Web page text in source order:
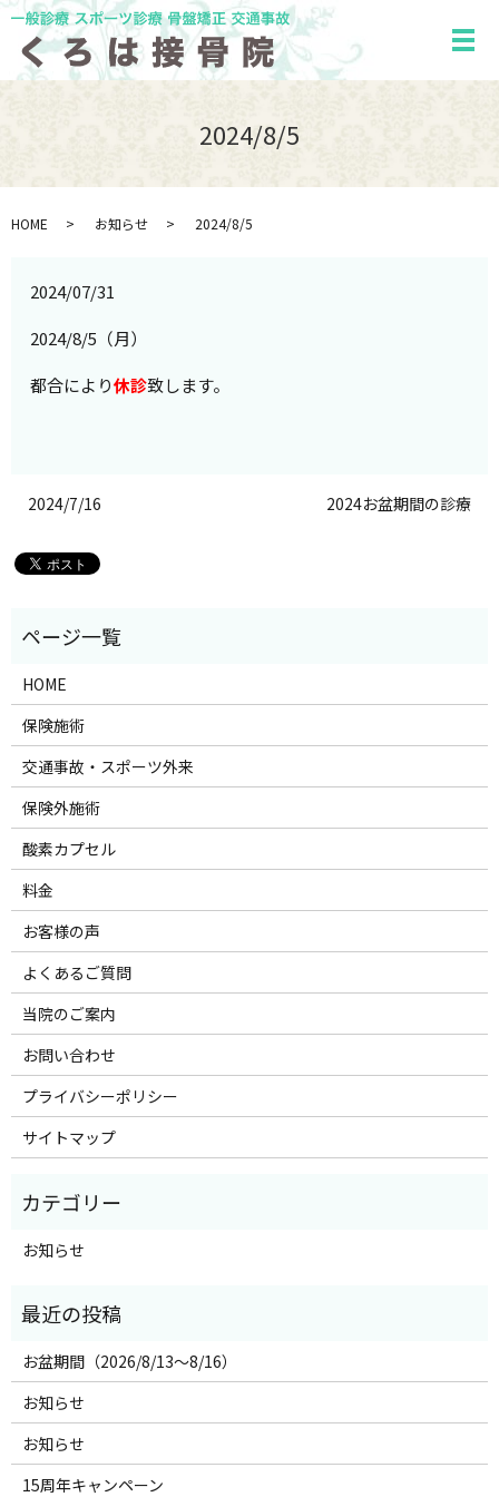
メ
2024/8/5
HOME お知らせ 2024/8/5
2024/07/31
2024/8/5（月）
都合により休診致します。
2024/7/16 2024お盆期間の診療
HOME
保険施術
交通事故・スポーツ外来
保険外施術
酸素カプセル
料金
お客様の声
よくあるご質問
当院のご案内
お問い合わせ
プライバシーポリシー
サイトマップ
お知らせ
お盆期間（2026/8/13～8/16）
お知らせ
お知らせ
15周年キャンペーン